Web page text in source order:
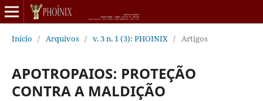
Início / Arquivos / v. 3 n. 1 (3): PHOINIX / Artigos
APOTROPAIOS: PROTEÇÃO
CONTRA A MALDIÇÃO